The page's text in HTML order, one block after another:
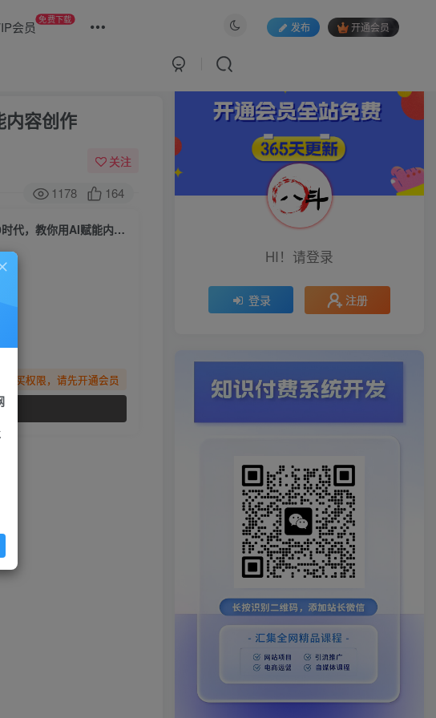
会员 免费下载
发布 开通会员
内容创作
关注
1178 164
（9543期）全能-影视 创作人，0基础到视频大神，影视2.0时代，教你用AI赋能内容创作
购买权限，请先开通会员
HI！请登录
登录 注册